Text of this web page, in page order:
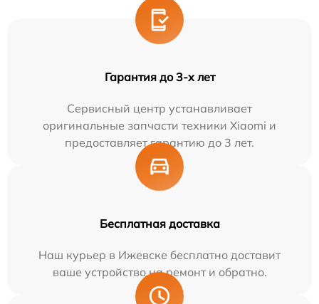
Гарантия до 3-х лет
Сервисный центр устанавливает
оригинальные запчасти техники Xiaomi и
предоставляет гарантию до 3 лет.
Бесплатная доставка
Наш курьер в Ижевске бесплатно доставит
ваше устройство на ремонт и обратно.